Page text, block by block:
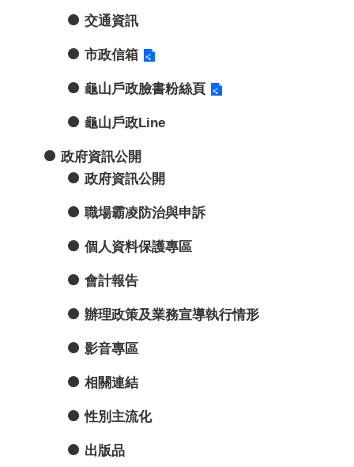
交通資訊
市政信箱
龜山戶政臉書粉絲頁
龜山戶政Line
政府資訊公開
政府資訊公開
職場霸凌防治與申訴
個人資料保護專區
會計報告
辦理政策及業務宣導執行情形
影音專區
相關連結
性別主流化
出版品